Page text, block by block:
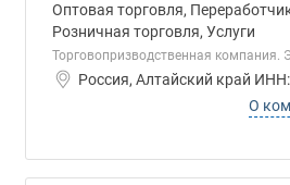
Оптовая торговля,
Розничная торговля, Услуги
Торговопризводственная компания.
Россия, Алтайский край
О